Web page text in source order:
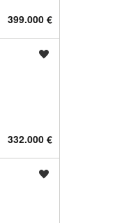
399.000 €
332.000 €